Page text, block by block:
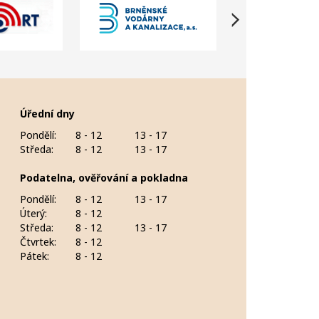
Úřední dny
Pondělí:
8 - 12
13 - 17
Středa:
8 - 12 13 - 17
Podatelna, ověřování a pokladna
Pondělí:
8 - 12
13 - 17
Úterý:
8 - 12
Středa:
8 - 12
13 - 17
Čtvrtek:
8 - 12
Pátek:
8 - 12